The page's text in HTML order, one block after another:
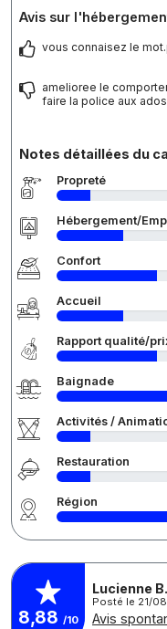
Avis sur
vous connaisez le
amelioree le
faire la police aux
Notes détaillées du
Propreté
Hébergement/
Confort
Accueil
Rapport qualité/
Baignade
Activités /
Restauration
Région
8,88 /10
Lucienne B.
Posté le 21/
Avis